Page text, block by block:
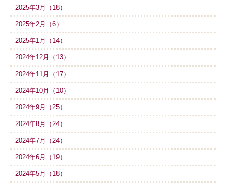
2025年3月（18）
2025年2月（6）
2025年1月（14）
2024年12月（13）
2024年11月（17）
2024年10月（10）
2024年9月（25）
2024年8月（24）
2024年7月（24）
2024年6月（19）
2024年5月（18）